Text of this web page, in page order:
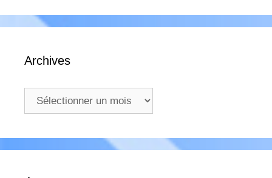
Archives
Archives